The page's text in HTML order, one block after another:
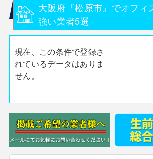
大阪府『松原市』でオフィ
強い業者5選
現在、この条件で登録さ
れているデータはありま
せん。